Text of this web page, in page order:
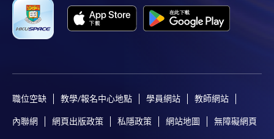
職位空缺 教學/報名中心地點 學員網站 教師網站
內聯網 網頁出版政策 私隱政策 網站地圖 無障礙網頁